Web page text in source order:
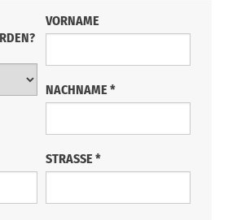
VORNAME
NACHNAME *
STRASSE *